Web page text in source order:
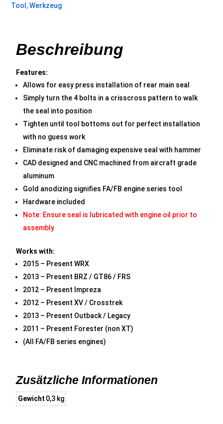
Tool,Werkzeug
Beschreibung
Features:
Allows for easy press installation of rear main seal
Simply turn the 4 bolts in a crisscross pattern to walk
the seal into position
Tighten until tool bottoms out for perfect installation
with no guess work
Eliminate risk of damaging expensive seal with hammer
CAD designed and CNC machined from aircraft grade
aluminum
Gold anodizing signifies FA/FB engine series tool
Hardware included
Note: Ensure seal is lubricated with engine oil prior to
assembly
Works with:
2015 – Present WRX
2013 – Present BRZ / GT86 / FRS
2012 – Present Impreza
2012 – Present XV / Crosstrek
2013 – Present Outback / Legacy
2011 – Present Forester (non XT)
(All FA/FB series engines)
Zusätzliche Informationen
Gewicht 0,3 kg